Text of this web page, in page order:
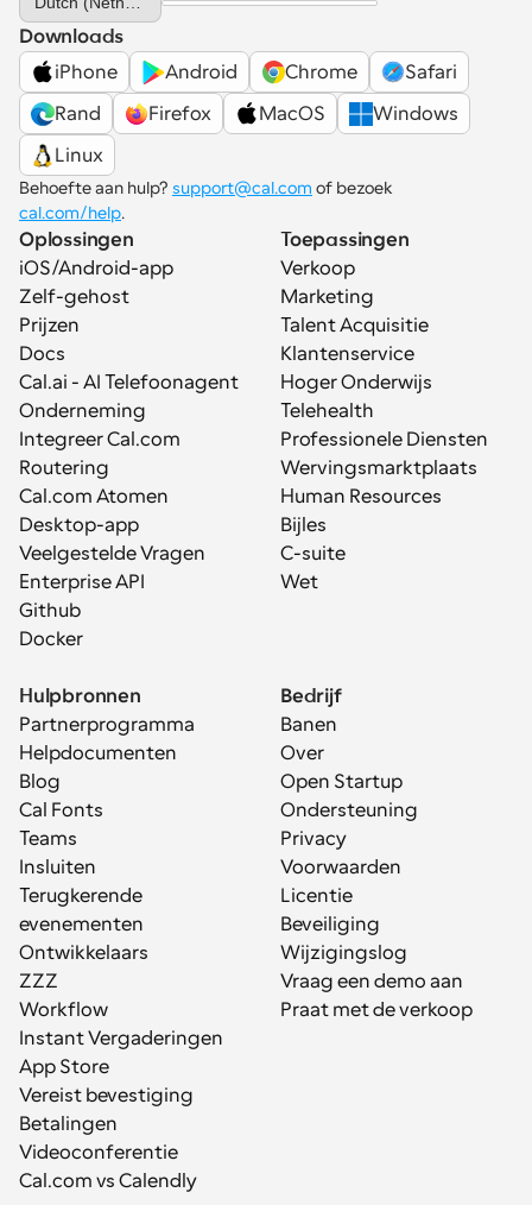
Downloads
iPhone
Android Chrome
Safari
Rand
Firefox MacOS
Windows
Linux
Behoefte aan hulp? support@cal.com
cal.com/help.
Oplossingen
iOS/Android-app
Zelf-gehost
Prijzen
Docs
Cal.ai - AI Telefoonagent
Onderneming
Integreer Cal.com
Routering
Cal.com Atomen
Desktop-app
Veelgestelde Vragen
Enterprise API
Github
Docker
Toepassingen
Verkoop
Marketing
Talent Acquisitie
Klantenservice
Hoger Onderwijs
Telehealth
Professionele Diensten
Wervingsmarktplaats
Human Resources
Bijles
C-suite
Wet
Hulpbronnen
Partnerprogramma
Helpdocumenten
Blog
Cal Fonts
Teams
Insluiten
Terugkerende
evenementen
Ontwikkelaars
ZZZ
Workflow
Instant Vergaderingen
App Store
Vereist bevestiging
Betalingen
Videoconferentie
Cal.com vs Calendly
Bedrijf
Banen
Over
Open Startup
Ondersteuning
Privacy
Voorwaarden
Licentie
Beveiliging
Wijzigingslog
Vraag een demo aan
Praat met de verkoop